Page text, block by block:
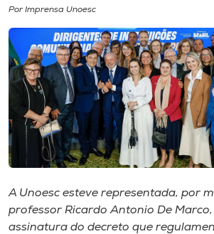
I.nova
Diplomados
Cultura
CPA
Editora
Por Imprensa Unoesc
A Unoesc esteve representada, por
professor Ricardo Antonio De
assinatura do decreto que